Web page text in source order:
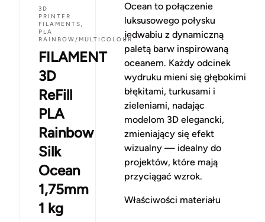
3D
PRINTER
FILAMENTS,
PLA
RAINBOW/MULTICOLOUR
FILAMENT
3D
ReFill
PLA
Rainbow
Silk
Ocean
1,75mm
1 kg
Ocean to połączenie
luksusowego połysku
jedwabiu z dynamiczną
paletą barw inspirowaną
oceanem. Każdy odcinek
wydruku mieni się głębokimi
błękitami, turkusami i
zieleniami, nadając
modelom 3D elegancki,
zmieniający się efekt
wizualny — idealny do
projektów, które mają
przyciągać wzrok.
Właściwości materiału